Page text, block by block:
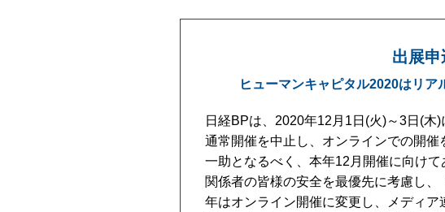
出展
ヒューマンキャピタル2020は リア
日経BPは、2020年12月1日(火)～3日(
通常開催を中止し、オンラインでの開
一助となるべく、本年12月開催に向け
関係者の皆様の安全を最優先に考慮し
年はオンライン開催に変更し、メディ